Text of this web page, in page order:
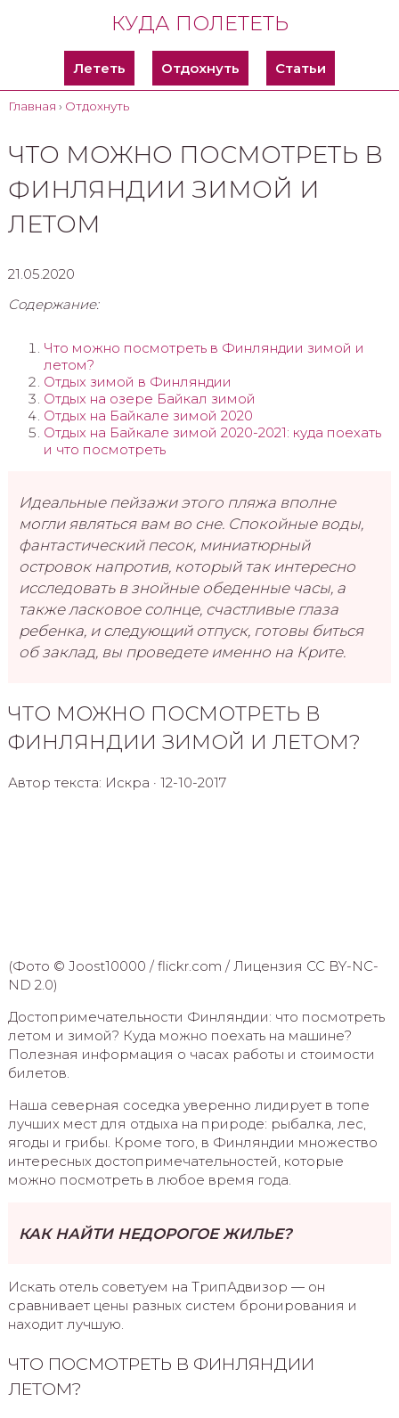
КУДА ПОЛЕТЕТЬ
Лететь Отдохнуть Статьи
Главная › Отдохнуть
ЧТО МОЖНО ПОСМОТРЕТЬ В
ФИНЛЯНДИИ ЗИМОЙ И
ЛЕТОМ
21.05.2020
Содержание:
Что можно посмотреть в Финляндии зимой и
летом?
Отдых зимой в Финляндии
Отдых на озере Байкал зимой
Отдых на Байкале зимой 2020
Отдых на Байкале зимой 2020-2021: куда поехать
и что посмотреть
Идеальные пейзажи этого пляжа вполне
могли являться вам во сне. Спокойные воды,
фантастический песок, миниатюрный
островок напротив, который так интересно
исследовать в знойные обеденные часы, а
также ласковое солнце, счастливые глаза
ребенка, и следующий отпуск, готовы биться
об заклад, вы проведете именно на Крите.
ЧТО МОЖНО ПОСМОТРЕТЬ В
ФИНЛЯНДИИ ЗИМОЙ И ЛЕТОМ?
Автор текста: Искра · 12-10-2017
(Фото © Joost10000 / flickr.com / Лицензия CC BY-NC-
ND 2.0)
Достопримечательности Финляндии: что посмотреть
летом и зимой? Куда можно поехать на машине?
Полезная информация о часах работы и стоимости
билетов.
Наша северная соседка уверенно лидирует в топе
лучших мест для отдыха на природе: рыбалка, лес,
ягоды и грибы. Кроме того, в Финляндии множество
интересных достопримечательностей, которые
можно посмотреть в любое время года.
КАК НАЙТИ НЕДОРОГОЕ ЖИЛЬЕ?
Искать отель советуем на ТрипАдвизор — он
сравнивает цены разных систем бронирования и
находит лучшую.
ЧТО ПОСМОТРЕТЬ В ФИНЛЯНДИИ
ЛЕТОМ?